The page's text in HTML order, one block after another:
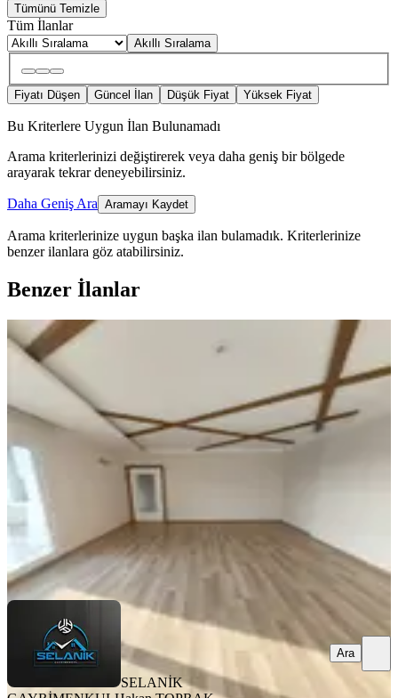
Tümünü Temizle
Tüm İlanlar
Akıllı Sıralama
Fiyatı Düşen Güncel İlan Düşük Fiyat Yüksek Fiyat
Bu Kriterlere Uygun İlan Bulunamadı
Arama kriterlerinizi değiştirerek veya daha geniş bir bölgede
arayarak tekrar deneyebilirsiniz.
Daha Geniş Ara Aramayı Kaydet
Arama kriterlerinize uygun başka ilan bulamadık. Kriterlerinize
benzer ilanlara göz atabilirsiniz.
Benzer İlanlar
ÖNE ÇIKAN
Selanikten Türkmenbaşı Bulvarı
Cepheli 3+1+çb+go+kilerli D.gazlı
Seyhan, Pınar Mahallesi
3+1·160 m²·14. Kat·06.08.2026
35.000 ₺
SELANİK GAYRİMENKUL Hakan TOPRAK
Ara
SELANİK
Ara